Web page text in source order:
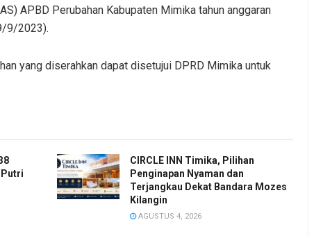
APBD Perubahan Kabupaten Mimika tahun anggaran
9/2023).
yang diserahkan dapat disetujui DPRD Mimika untuk
CIRCLE INN Timika, Pilihan
Penginapan Nyaman dan
Terjangkau Dekat Bandara Mozes
Kilangin
AGUSTUS 4, 2026